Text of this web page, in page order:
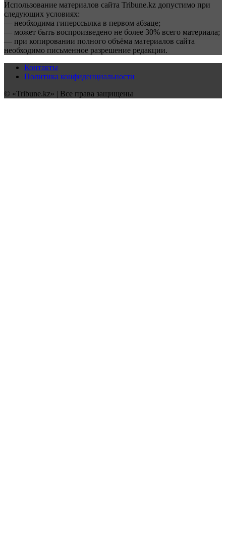
Использование материалов сайта Tribune.kz допустимо при
следующих условиях:
— необходима гиперссылка в первом абзаце;
— может быть воспроизведено не более 30% всего материала;
— при копировании полного объёма материалов сайта
необходимо письменное разрешение редакции.
Контакты
Политика конфиденциальности
© «Tribune.kz» | Все права защищены